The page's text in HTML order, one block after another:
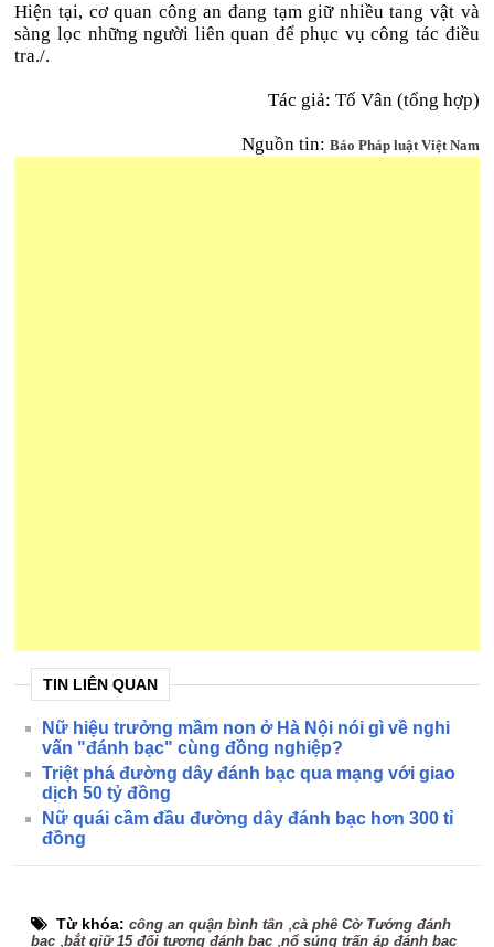
Hiện tại, cơ quan công an đang tạm giữ nhiều tang vật và
sàng lọc những người liên quan để phục vụ công tác điều
tra./.
Tác giả: Tố Vân (tổng hợp)
Nguồn tin: Báo Pháp luật Việt Nam
TIN LIÊN QUAN
Nữ hiệu trưởng mầm non ở Hà Nội nói gì về nghi
vấn "đánh bạc" cùng đồng nghiệp?
Triệt phá đường dây đánh bạc qua mạng với giao
dịch 50 tỷ đồng
Nữ quái cầm đầu đường dây đánh bạc hơn 300 tỉ
đồng
Từ khóa:công an quận bình tân ,cà phê Cờ Tướng đánh
bạc ,bắt giữ 15 đối tượng đánh bạc ,nổ súng trấn áp đánh bạc